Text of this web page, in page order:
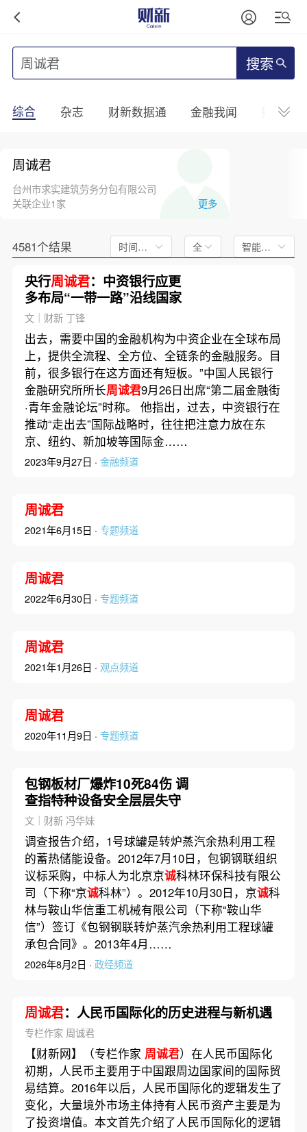
搜索
综合 杂志 财新数据通 金融我闻 财新
周诚君
台州市求实建筑劳务分包有限公司
关联企业1家
更多
4581个结果 时间不限 全文 智能排序
央行周诚君：中资银行应更
多布局“一带一路”沿线国家
文｜财新 丁锋
出去，需要中国的金融机构为中资企业在全球布局
上，提供全流程、全方位、全链条的金融服务。目
前，很多银行在这方面还有短板。”中国人民银行
金融研究所所长周诚君9月26日出席“第二届金融街
·青年金融论坛”时称。 他指出，过去，中资银行在
推动“走出去”国际战略时，往往把注意力放在东
京、纽约、新加坡等国际金……
2023年9月27日 · 金融频道
周诚君
2021年6月15日 · 专题频道
周诚君
2022年6月30日 · 专题频道
周诚君
2021年1月26日 · 观点频道
周诚君
2020年11月9日 · 专题频道
包钢板材厂爆炸10死84伤 调
查指特种设备安全层层失守
文｜财新 冯华妹
调查报告介绍，1号球罐是转炉蒸汽余热利用工程
的蓄热储能设备。2012年7月10日，包钢钢联组织
议标采购，中标人为北京京诚科林环保科技有限公
司（下称“京诚科林”）。2012年10月30日，京诚科
林与鞍山华信重工机械有限公司（下称“鞍山华
信”）签订《包钢钢联转炉蒸汽余热利用工程球罐
承包合同》。2013年4月……
2026年8月2日 · 政经频道
周诚君：人民币国际化的历史进程与新机遇
专栏作家 周诚君
【财新网】（专栏作家 周诚君）在人民币国际化
初期，人民币主要用于中国跟周边国家间的国际贸
易结算。2016年以后，人民币国际化的逻辑发生了
变化，大量境外市场主体持有人民币资产主要是为
了投资增值。本文首先介绍了人民币国际化的逻辑